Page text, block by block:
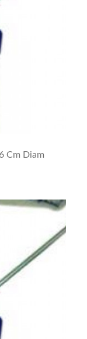
Cm Diam